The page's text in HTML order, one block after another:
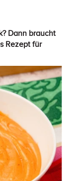
Dann braucht
Rezept für